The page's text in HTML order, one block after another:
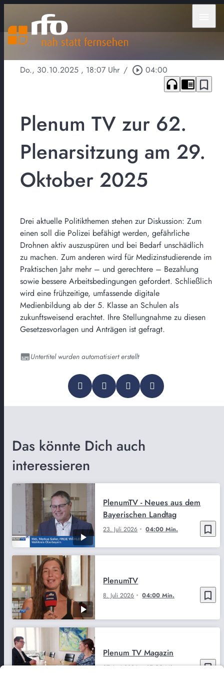
Do., 30.10.2025 , 18:07 Uhr / play_circle_outline 04:00
headphones chrome_reader_mode bookmark_border
Plenum TV zur 62.
Plenarsitzung am 29.
Oktober 2025
Drei aktuelle Politikthemen stehen zur Diskussion: Zum
einen soll die Polizei befähigt werden, gefährliche
Drohnen aktiv auszuspüren und bei Bedarf unschädlich
zu machen. Zum anderen wird für Medizinstudierende im
Praktischen Jahr mehr – und gerechtere – Bezahlung
sowie bessere Arbeitsbedingungen gefordert. Schließlich
wird eine frühzeitige, umfassende digitale
Medienbildung ab der 5. Klasse an Schulen als
zukunftsweisend erachtet. Ihre Stellungnahme zu diesen
Gesetzesvorlagen und Anträgen ist gefragt.
Untertitel wurden automatisiert erstellt
Das könnte Dich auch
interessieren
bookmark_border
23. Juli 2026 04:00 Min.
PlenumTV - Neues aus dem
Bayerischen Landtag
bookmark_border
8. Juli 2026 04:00 Min.
PlenumTV
bookmark_border
27. Juni 2026 15:00 Min.
Plenum TV Magazin